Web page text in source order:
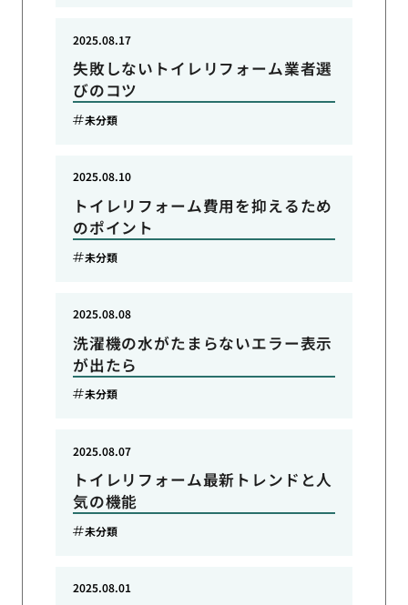
失敗しないトイレリフォーム業者選
びのコツ
2025.08.17
未分類
トイレリフォーム費用を抑えるため
のポイント
2025.08.10
未分類
洗濯機の水がたまらないエラー表示
が出たら
2025.08.08
未分類
トイレリフォーム最新トレンドと人
気の機能
2025.08.07
未分類
2025.08.01